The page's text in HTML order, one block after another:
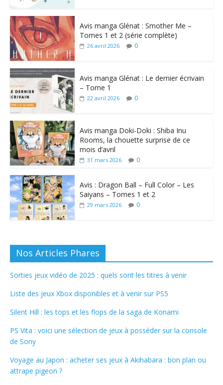
Avis manga Glénat : Smother Me –
Tomes 1 et 2 (série complète)
26 avril 2026 0
Avis manga Glénat : Le dernier écrivain
– Tome 1
22 avril 2026 0
Avis manga Doki-Doki : Shiba Inu
Rooms, la chouette surprise de ce
mois d’avril
31 mars 2026 0
Avis : Dragon Ball – Full Color – Les
Saiyans – Tomes 1 et 2
29 mars 2026 0
Nos Articles Phares
Sorties jeux vidéo de 2025 : quels sont les titres à venir
Liste des jeux Xbox disponibles et à venir sur PS5
Silent Hill : les tops et les flops de la saga de Konami
PS Vita : voici une sélection de jeux à posséder sur la console
de Sony
Voyage au Japon : acheter ses jeux à Akihabara : bon plan ou
attrape pigeon ?